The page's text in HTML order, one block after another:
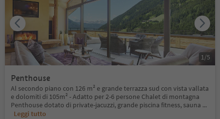
Penthouse
Al secondo piano con 126 m² e grande terrazza sud con vista vallata
e dolomiti di 105m² - Adatto per 2-6 persone Chalet di montagna
Penthouse dotato di private-jacuzzi, grande piscina fitness, sauna ...
Leggi tutto
1/5